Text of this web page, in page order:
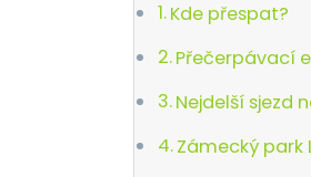
Kde přespat?
Přečerpávací
Nejdelší sjezd
Zámecký park